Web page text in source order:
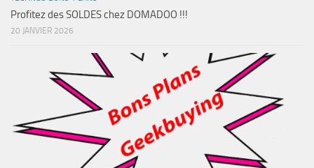
Profitez des SOLDES chez DOMADOO !!!
20 JANVIER 2026